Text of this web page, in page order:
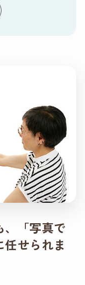
、「写真で
任せられま